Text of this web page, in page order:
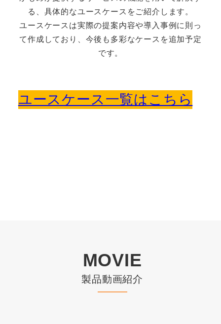
る、具体的なユースケースをご紹介します。
ユースケースは実際の提案内容や導入事例に則っ
て作成しており、今後も多彩なケースを追加予定
です。
ユースケース一覧はこちら
MOVIE
製品動画紹介